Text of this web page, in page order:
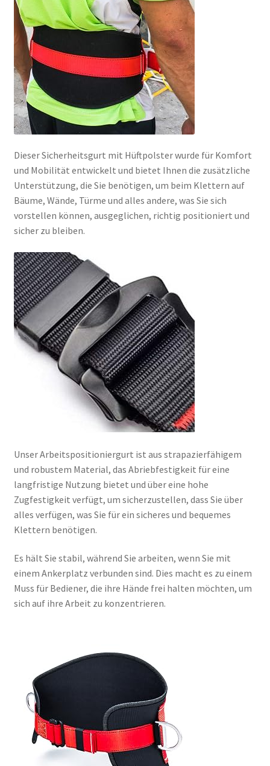
Dieser Sicherheitsgurt mit Hüftpolster wurde für Komfort
und Mobilität entwickelt und bietet Ihnen die zusätzliche
Unterstützung, die Sie benötigen, um beim Klettern auf
Bäume, Wände, Türme und alles andere, was Sie sich
vorstellen können, ausgeglichen, richtig positioniert und
sicher zu bleiben.
Unser Arbeitspositioniergurt ist aus strapazierfähigem
und robustem Material, das Abriebfestigkeit für eine
langfristige Nutzung bietet und über eine hohe
Zugfestigkeit verfügt, um sicherzustellen, dass Sie über
alles verfügen, was Sie für ein sicheres und bequemes
Klettern benötigen.
Es hält Sie stabil, während Sie arbeiten, wenn Sie mit
einem Ankerplatz verbunden sind. Dies macht es zu einem
Muss für Bediener, die ihre Hände frei halten möchten, um
sich auf ihre Arbeit zu konzentrieren.